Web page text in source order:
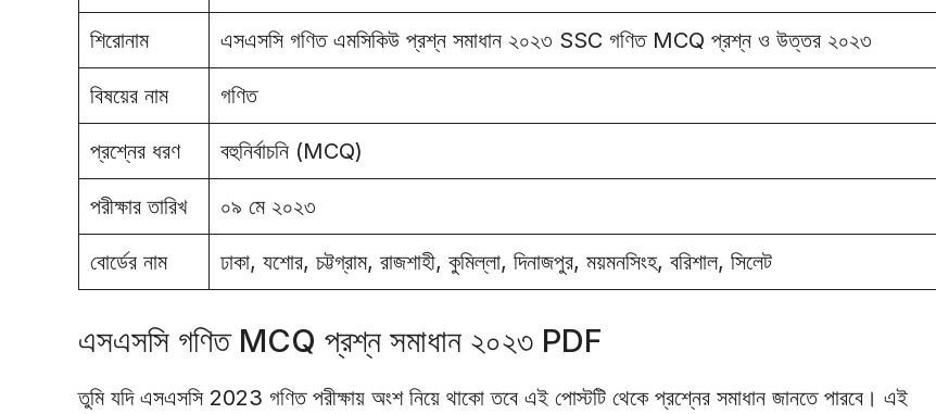
শিরোনাম এসএসসি গণিত এমসিকিউ প্রশ্ন সমাধান ২০২৩ SSC গণিত MCQ প্রশ্ন ও উত্তর ২০২৩
বিষয়ের নাম গণিত
প্রশ্নের ধরণ বহুনির্বাচনি (MCQ)
পরীক্ষার তারিখ ০৯ মে ২০২৩
বোর্ডের নাম ঢাকা, যশোর, চট্টগ্রাম, রাজশাহী, কুমিল্লা, দিনাজপুর, ময়মনসিংহ, বরিশাল, সিলেট
এসএসসি গণিত MCQ প্রশ্ন সমাধান ২০২৩ PDF
তুমি যদি এসএসসি 2023 গণিত পরীক্ষায় অংশ নিয়ে থাকো তবে এই পোস্টটি থেকে প্রশ্নের সমাধান জানতে পারবে। এই